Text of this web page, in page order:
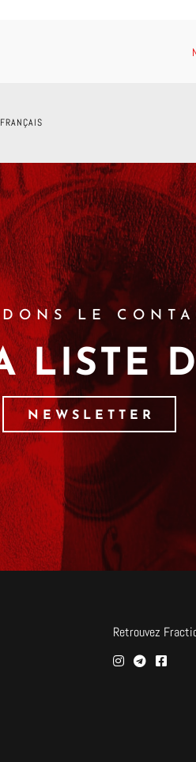
LE
LISTE
NEWSLETTER
Retrouvez